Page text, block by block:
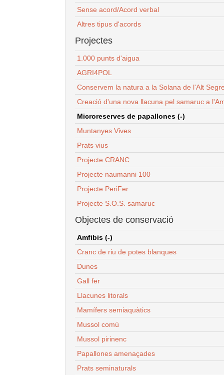
Sense acord/Acord verbal
Altres tipus d'acords
Projectes
1.000 punts d'aigua
AGRI4POL
Conservem la natura a la Solana de l'Alt
Creació d'una nova llacuna pel samaruc a
Microreserves de papallones (-)
Muntanyes Vives
Prats vius
Projecte CRANC
Projecte naumanni 100
Projecte PeriFer
Projecte S.O.S. samaruc
Objectes de conservació
Amfibis (-)
Cranc de riu de potes blanques
Dunes
Gall fer
Llacunes litorals
Mamífers semiaquàtics
Mussol comú
Mussol pirinenc
Papallones amenaçades
Prats seminaturals